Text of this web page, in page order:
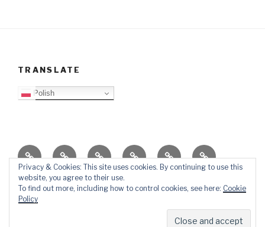
TRANSLATE
Polish
O
blogu
Top
Lista
Ewangelizacja
Father
Daniel
Video
Blog
PB
KontaktŚlady
Privacy & Cookies: This site uses cookies. By continuing to use this
website, you agree to their use.
To find out more, including how to control cookies, see here: Cookie
Policy